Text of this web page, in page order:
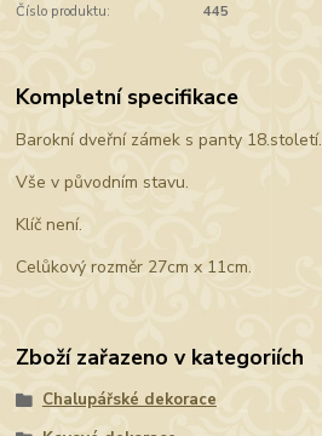
Číslo produktu: 445
Kompletní specifikace
Barokní dveřní zámek s panty 18.století.
Vše v původním stavu.
Klíč není.
Celůkový rozměr 27cm x 11cm.
Zboží zařazeno v kategoriích
Chalupářské dekorace